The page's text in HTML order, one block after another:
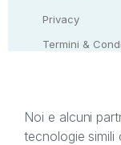
Privacy
Termini &
Noi e alcuni
tecnologie